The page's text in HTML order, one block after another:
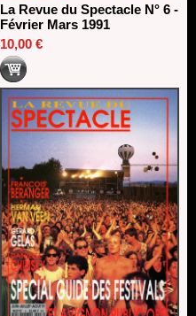
La Revue du Spectacle N° 6 -
Février Mars 1991
10,00 €